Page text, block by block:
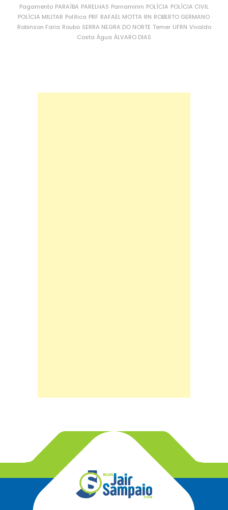
Pagamento PARAÍBA PARELHAS Parnamirim POLÍCIA POLÍCIA CIVIL
POLÍCIA MILITAR Política PRF RAFAEL MOTTA RN ROBERTO GERMANO
Robinson Faria Roubo SERRA NEGRA DO NORTE Temer UFRN Vivaldo
Costa Água ÁLVARO DIAS